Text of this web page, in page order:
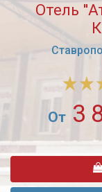
Отель
От 3
Современный
отель
"Атлантида"